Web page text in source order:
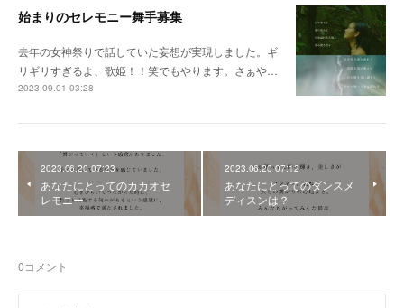
始まりのセレモニー舞手募集
去年の女神祭りで話していた妄想が実現しました。ギ
リギリすぎるよ、歌姫！！笑でもやります。さぁや…
2023.09.01 03:28
2023.06.20 07:23
あなたにとってのカカオセ
レモニー
2023.06.20 07:12
あなたにとってのダンスメ
ディスンは？
0コメント